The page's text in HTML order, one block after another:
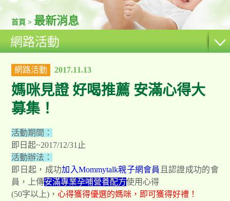
首頁 > 最新消息
網路活動
網路活動 2017.11.13
媽咪見證 好喝推薦 安滿心得大
募集！
活動期間：
即日起~2017/12/31止
活動辦法：
即日起，成功加入Mommytalk親子網會員 且認證成功的會
員，
上傳安滿專業孕哺營養配方使用心得
(50字以上)，心得獲得優選的媽咪，即可獲得好禮！